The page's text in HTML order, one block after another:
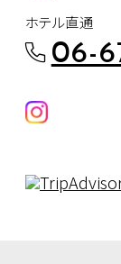
ホテル直通
06-